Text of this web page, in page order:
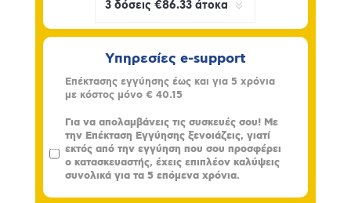
Υπηρεσίες e-support
Επέκτασης εγγύησης έως και για 5 χρόνια
με κόστος μόνο € 40.15
Για να απολαμβάνεις τις συσκευές σου! Με
την Επέκταση Εγγύησης ξενοιάζεις, γιατί
εκτός από την εγγύηση που σου προσφέρει
ο κατασκευαστής, έχεις επιπλέον καλύψεις
συνολικά για τα 5 επόμενα χρόνια.